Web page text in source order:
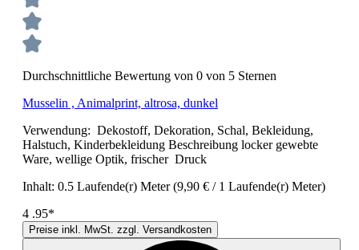
Durchschnittliche Bewertung von 0 von 5 Sternen
Musselin , Animalprint, altrosa, dunkel
Verwendung: Dekostoff, Dekoration, Schal, Bekleidung,
Halstuch, Kinderbekleidung Beschreibung locker gewebte
Ware, wellige Optik, frischer Druck
Inhalt: 0.5 Laufende(r) Meter(9,90 € / 1 Laufende(r) Meter)
4 .95*
Preise inkl. MwSt. zzgl. Versandkosten